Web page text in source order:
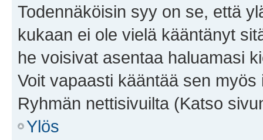
Todennäköisin syy on se, että
kukaan ei ole vielä kääntänyt
he voisivat asentaa haluamasi
Voit vapaasti kääntää sen
Ryhmän nettisivuilta (Katso
Ylös